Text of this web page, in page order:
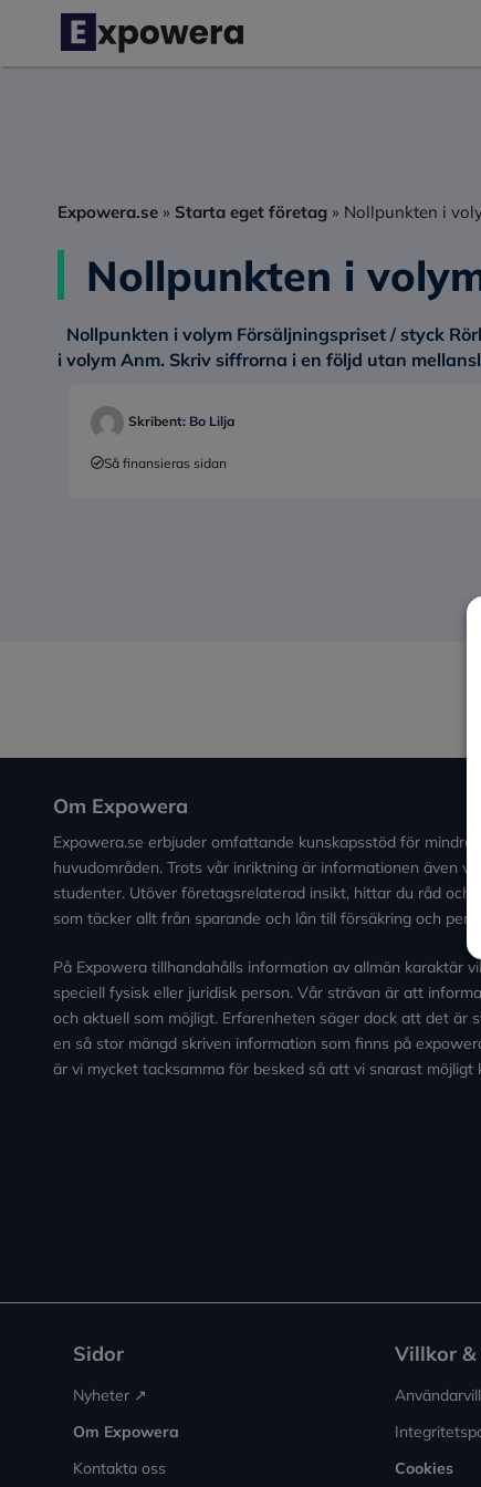
innehåll
Expowera.se » Starta eget företag » Nollpunkten i
Nollpunkten i
Nollpunkten i volym Försäljningspriset / styck
i volym Anm. Skriv siffrorna i en följd utan
Skribent: Bo Lilja
Så finansieras sidan
Om Expowera
Expowera.se erbjuder omfattande kunskapsstöd för
huvudområden. Trots vår inriktning är informationen även
studenter. Utöver företagsrelaterad insikt, hittar du råd och
som täcker allt från sparande och lån till försäkring och
På Expowera tillhandahålls information av allmän karaktär
speciell fysisk eller juridisk person. Vår strävan är att
och aktuell som möjligt. Erfarenheten säger dock att det är
en så stor mängd skriven information som finns på
är vi mycket tacksamma för besked så att vi snarast möjligt
Sidor
Nyheter ↗︎
Om Expowera
Kontakta oss
Villkor &
Cookies